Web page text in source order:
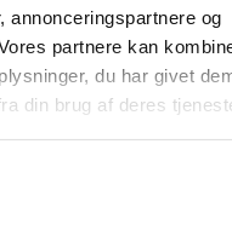
annonceringspartnere og
partnere kan
du har givet
din brug af deres
Niclas Knudsen,
Pasborgog Hammond-
.
musikalske referencer
Ibrahim Electric-